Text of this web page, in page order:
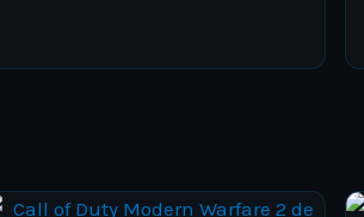
Price
This